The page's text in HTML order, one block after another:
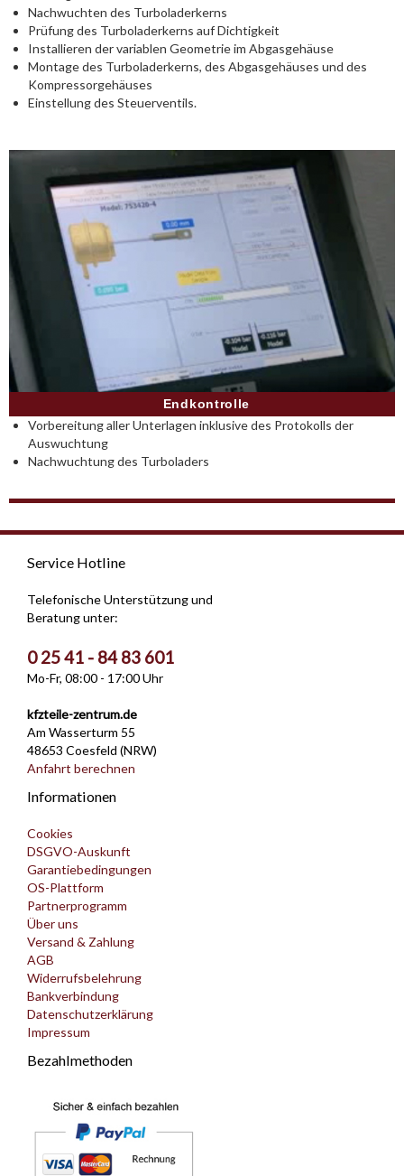
Nachwuchten des Turboladerkerns
Prüfung des Turboladerkerns auf Dichtigkeit
Installieren der variablen Geometrie im Abgasgehäuse
Montage des Turboladerkerns, des Abgasgehäuses und des
Kompressorgehäuses
Einstellung des Steuerventils.
Endkontrolle
Vorbereitung aller Unterlagen inklusive des Protokolls der
Auswuchtung
Nachwuchtung des Turboladers
Service Hotline
Telefonische Unterstützung und
Beratung unter:
0 25 41 - 84 83 601
Mo-Fr, 08:00 - 17:00 Uhr
kfzteile-zentrum.de
Am Wasserturm 55
48653 Coesfeld (NRW)
Anfahrt berechnen
Informationen
Cookies
DSGVO-Auskunft
Garantiebedingungen
OS-Plattform
Partnerprogramm
Über uns
Versand & Zahlung
AGB
Widerrufsbelehrung
Bankverbindung
Datenschutzerklärung
Impressum
Bezahlmethoden